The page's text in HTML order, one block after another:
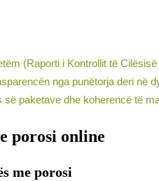
(Raporti i Kontrollit të
nga punëtorja deri në
paketave dhe koherencë të
porosi online
me porosi